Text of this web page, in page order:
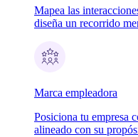
Mapea las
diseña un recorrido
Marca empleadora
Posiciona tu empresa
alineado con su